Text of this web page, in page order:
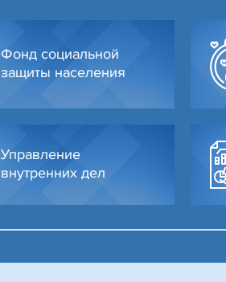
Фонд социальной
защиты населения
Управление
внутренних дел